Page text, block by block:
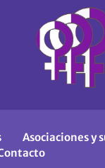
Asociaciones y